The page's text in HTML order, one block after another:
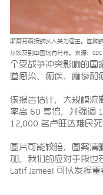
斯蒂芬森按蚊以人类为宿主。这种
从埃及到中国均有分布。来源：CDC
个受战争冲突影响的国
道感染、痢疾、麻疹和
该报告估计，大规模
率高 60 多倍，并强调
12,000 名卢旺达难民死
图片可能较暗，图案清
加，我们的应对手段也
Latif Jameel 可以发挥重